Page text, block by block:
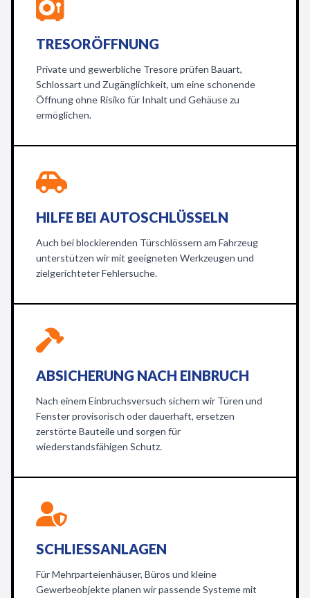
TRESORÖFFNUNG
Private und gewerbliche Tresore prüfen Bauart,
Schlossart und Zugänglichkeit, um eine schonende
Öffnung ohne Risiko für Inhalt und Gehäuse zu
ermöglichen.
HILFE BEI AUTOSCHLÜSSELN
Auch bei blockierenden Türschlössern am Fahrzeug
unterstützen wir mit geeigneten Werkzeugen und
zielgerichteter Fehlersuche.
ABSICHERUNG NACH EINBRUCH
Nach einem Einbruchsversuch sichern wir Türen und
Fenster provisorisch oder dauerhaft, ersetzen
zerstörte Bauteile und sorgen für
wiederstandsfähigen Schutz.
SCHLIESSANLAGEN
Für Mehrparteienhäuser, Büros und kleine
Gewerbeobjekte planen wir passende Systeme mit